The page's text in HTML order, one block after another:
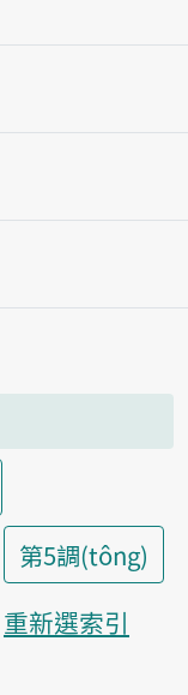
第5調(tông)
重新選索引